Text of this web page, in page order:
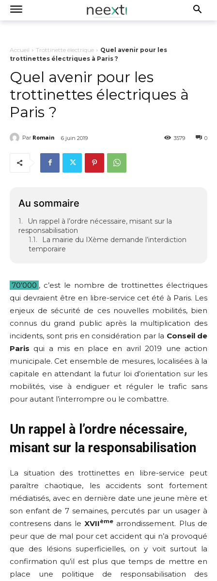
Accueil Trottinette électrique
Quel avenir pour les
trottinettes électriques à Paris ?
Quel avenir pour les
trottinettes électriques à
Paris ?
Par Romain 6 juin 2019 0
3579
Au sommaire
Un rappel à l’ordre nécessaire, misant sur la
responsabilisation
La mairie du IXème demande l’interdiction
temporaire
70’000 , c’est le nombre de trottinettes électriques
qui devraient être en libre-service cet été à Paris. Les
enjeux de sécurité de ces nouvelles mobilités, bien
connus du grand public après la multiplication des
incidents, sont pris en considération par la Conseil de
Paris qui a mis en place en avril 2019 une action
municipale. Cet ensemble de mesures, localisées à la
capitale en attendant la futur loi d’orientation sur les
mobilités, vise à endiguer et réguler le trafic sans
pour autant l’interrompre ou le combattre.
Un rappel à l’ordre nécessaire,
misant sur la responsabilisation
La situation des trottinettes en libre-service peut
paraître chaotique, les accidents sont fortement
médiatisés, avec en dernière date une jeune mère et
son enfant de 7 semaines, percutés par un usager à
contresens dans le XVIIème arrondissement. Plus de
peur que de mal pour cet accident qui n’a provoqué
que des lésions superficielles, on y voit surtout la
confirmation qu’il est plus que temps de mettre en
place une politique de responsabilisation des